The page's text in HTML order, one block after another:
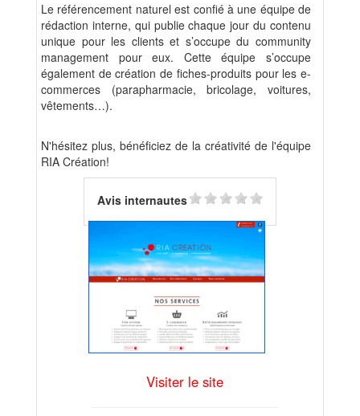
Le référencement naturel est confié à une équipe de
rédaction interne, qui publie chaque jour du contenu
unique pour les clients et s’occupe du community
management pour eux. Cette équipe s’occupe
également de création de fiches-produits pour les e-
commerces (parapharmacie, bricolage, voitures,
vêtements…).
N'hésitez plus, bénéficiez de la créativité de l'équipe
RIA Création!
Avis internautes
Visiter le site